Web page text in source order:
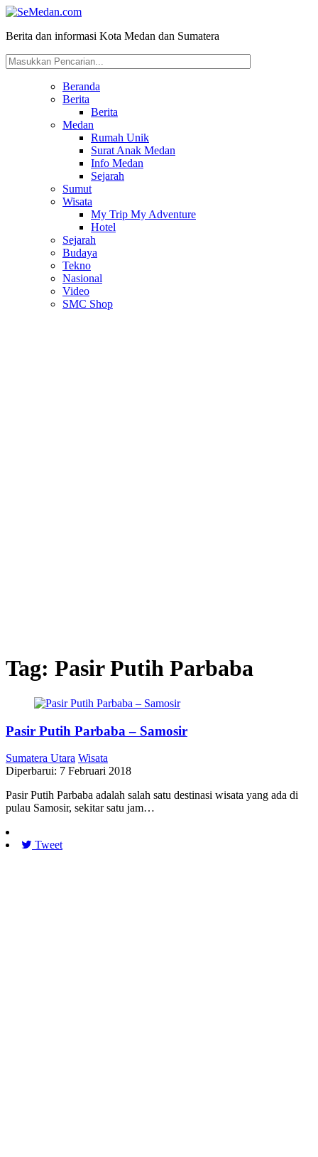
Berita dan informasi Kota Medan dan Sumatera
Beranda
Berita
Berita
Medan
Rumah Unik
Surat Anak Medan
Info Medan
Sejarah
Sumut
Wisata
My Trip My Adventure
Hotel
Sejarah
Budaya
Tekno
Nasional
Video
SMC Shop
Tag: Pasir Putih Parbaba
Pasir Putih Parbaba – Samosir
Sumatera Utara Wisata
Diperbarui: 7 Februari 2018
Pasir Putih Parbaba adalah salah satu destinasi wisata yang ada di
pulau Samosir, sekitar satu jam…
Tweet